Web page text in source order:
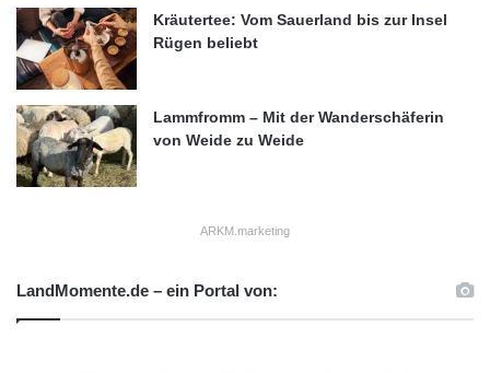
Kräutertee: Vom Sauerland bis zur Insel
Rügen beliebt
Lammfromm – Mit der Wanderschäferin
von Weide zu Weide
ARKM.marketing
LandMomente.de – ein Portal von: